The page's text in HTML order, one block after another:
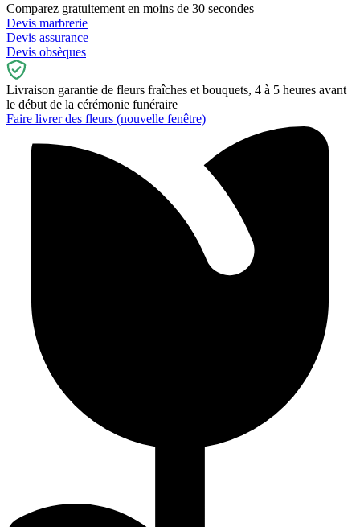
Comparez gratuitement en moins de 30 secondes
Devis marbrerie
Devis assurance
Devis obsèques
Livraison garantie de fleurs fraîches et bouquets, 4 à 5 heures avant
le début de la cérémonie funéraire
Faire livrer des fleurs (nouvelle fenêtre)